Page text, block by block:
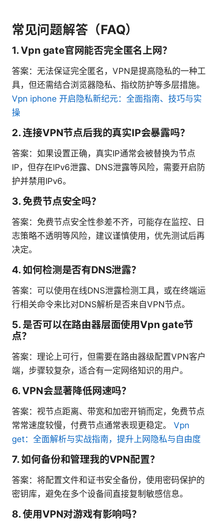
常见问题解答（FAQ）
1. Vpn gate官网能否完全匿名上网？
答案：无法保证完全匿名，VPN是提高隐私的一种工
具，但还需结合浏览器隐私、指纹防护等多层措施。
Vpn iphone 开启隐私新纪元：全面指南、技巧与实
操
2. 连接VPN节点后我的真实IP会暴露吗？
答案：如果设置正确，真实IP通常会被替换为节点
IP，但存在IPv6泄露、DNS泄露等风险，需要开启防
护并禁用IPv6。
3. 免费节点安全吗？
答案：免费节点安全性参差不齐，可能存在监控、日
志策略不透明等风险，建议谨慎使用，优先测试后再
决定。
4. 如何检测是否有DNS泄露？
答案：可以使用在线DNS泄露检测工具，或在终端运
行相关命令来比对DNS解析是否来自VPN节点。
5. 是否可以在路由器层面使用Vpn gate节
点？
答案：理论上可行，但需要在路由器级配置VPN客户
端，步骤较复杂，适合有一定网络知识的用户。
6. VPN会显著降低网速吗？
答案：视节点距离、带宽和加密开销而定，免费节点
常常速度较慢，付费节点通常表现更稳定。 Vpn
get：全面解析与实战指南，提升上网隐私与自由度
7. 如何备份和管理我的VPN配置？
答案：将配置文件和证书安全备份，使用密码保护的
密钥库，避免在多个设备间直接复制敏感信息。
8. 使用VPN对游戏有影响吗？